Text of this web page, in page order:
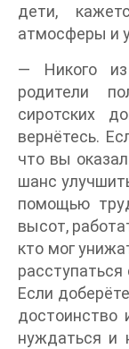
дети,
атмосферы и
— Никого
родители
сиротских
вернётесь.
что вы
шанс
помощью
высот,
кто мог
расступаться
Если
достоинство
нуждаться и